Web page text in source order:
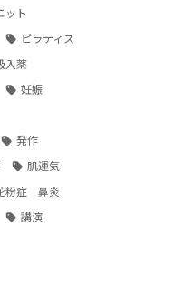
ット
ピラティス
入薬
妊娠
発作
肌運気
粉症 鼻炎
講演